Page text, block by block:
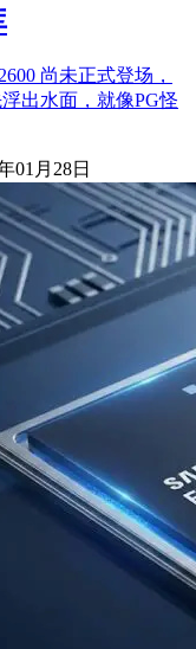
尚未正式登场，
出水面，就像PG怪
01月28日